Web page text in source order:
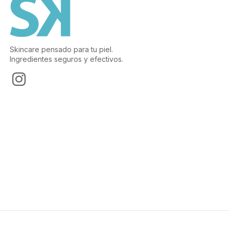
Skincare pensado para tu piel.
Ingredientes seguros y efectivos.